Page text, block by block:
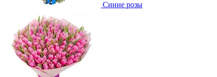
Синие розы